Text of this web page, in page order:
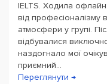
IELTS. Ходила
від професіоналізму
атмосфери у групі.
відбувалися
наздогнало мої
приємний...
Переглянути →